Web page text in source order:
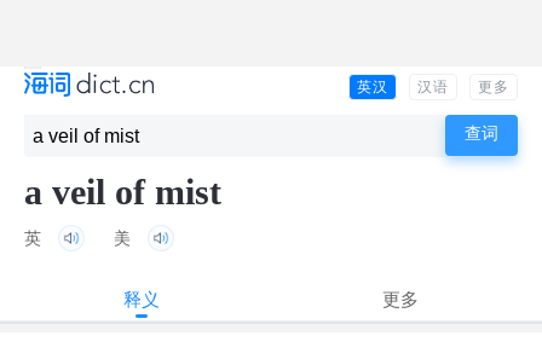
英汉 汉语 更多
a veil of mist
英 美
释义 更多